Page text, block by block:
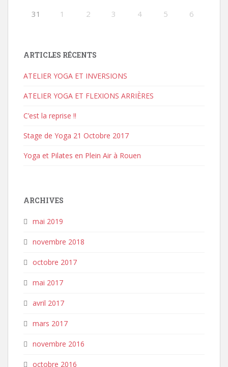
31 1 2 3 4 5 6
ARTICLES RÉCENTS
ATELIER YOGA ET INVERSIONS
ATELIER YOGA ET FLEXIONS ARRIÈRES
C’est la reprise !!
Stage de Yoga 21 Octobre 2017
Yoga et Pilates en Plein Air à Rouen
ARCHIVES
mai 2019
novembre 2018
octobre 2017
mai 2017
avril 2017
mars 2017
novembre 2016
octobre 2016